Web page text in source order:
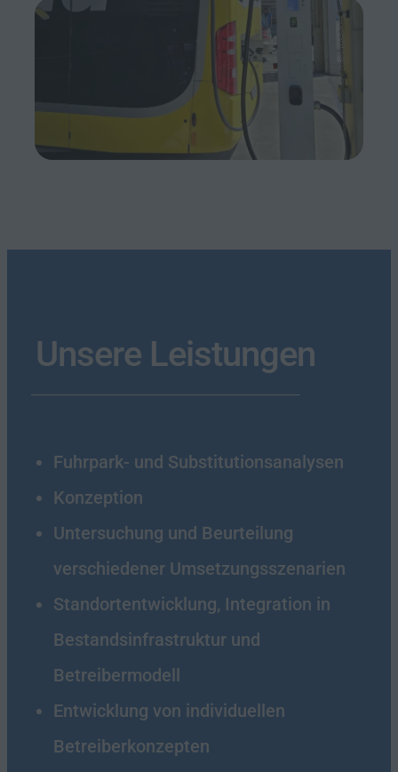
Unsere Leistungen
Fuhrpark- und Substitutionsanalysen
Konzeption
Untersuchung und Beurteilung
verschiedener Umsetzungsszenarien
Standortentwicklung, Integration in
Bestandsinfrastruktur und
Betreibermodell
Entwicklung von individuellen
Betreiberkonzepten